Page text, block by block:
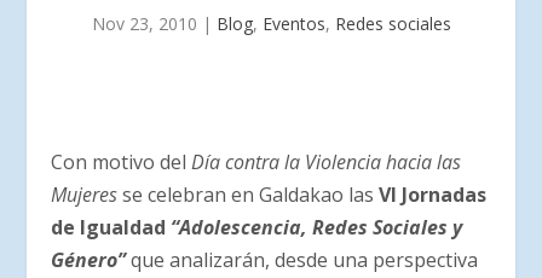
Nov 23, 2010 | Blog, Eventos, Redes sociales
Con motivo delDía contra la Violencia hacia las
Mujeresse celebran en Galdakao lasVI Jornadas
de Igualdad “Adolescencia, Redes Sociales y
Género”que analizarán, desde una perspectiva